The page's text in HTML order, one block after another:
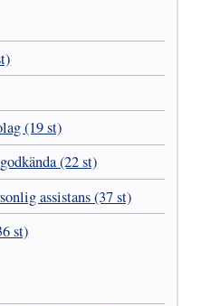
(19 st)
(22 st)
assistans (37 st)
st)